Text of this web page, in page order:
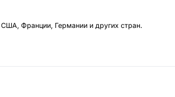
Франции, Германии и других стран.